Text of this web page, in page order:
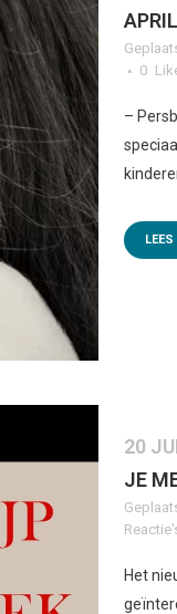
APRIL
0
–
LEES
20
JE
Het